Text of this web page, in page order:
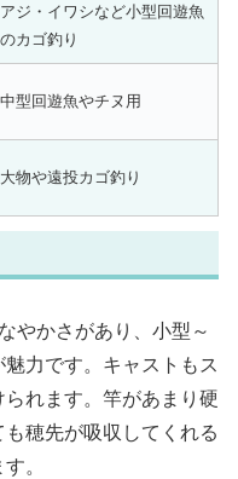
アジ・イワシなど小型回遊魚
のカゴ釣り
中型回遊魚やチヌ用
大物や遠投カゴ釣り
やかさがあり、小型～
力です。キャストもス
れます。竿があまり硬
穂先が吸収してくれる
。